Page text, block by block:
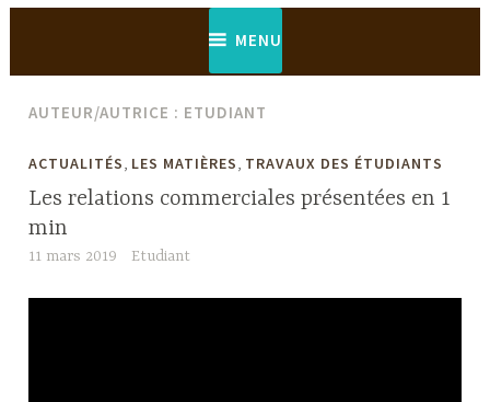
MENU
AUTEUR/AUTRICE : ETUDIANT
ACTUALITÉS, LES MATIÈRES, TRAVAUX DES ÉTUDIANTS
Les relations commerciales présentées en 1
min
11 mars 2019 Etudiant